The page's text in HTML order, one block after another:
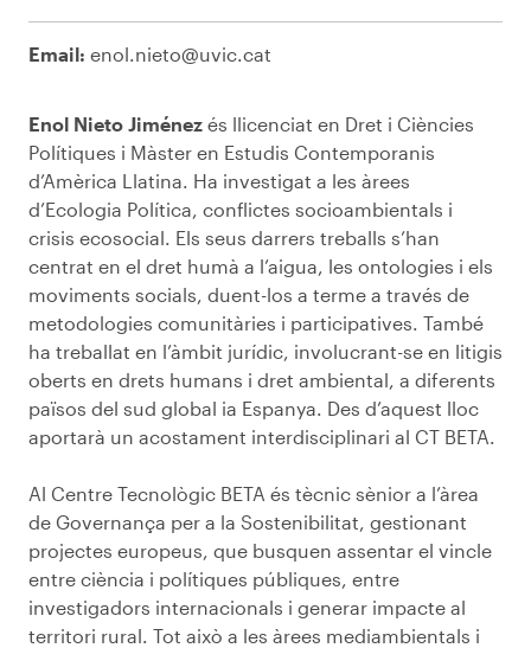
Email: enol.nieto@uvic.cat
Enol Nieto Jiménez és llicenciat en Dret i Ciències
Polítiques i Màster en Estudis Contemporanis
d’Amèrica Llatina. Ha investigat a les àrees
d’Ecologia Política, conflictes socioambientals i
crisis ecosocial. Els seus darrers treballs s’han
centrat en el dret humà a l’aigua, les ontologies i els
moviments socials, duent-los a terme a través de
metodologies comunitàries i participatives. També
ha treballat en l’àmbit jurídic, involucrant-se en litigis
oberts en drets humans i dret ambiental, a diferents
països del sud global ia Espanya. Des d’aquest lloc
aportarà un acostament interdisciplinari al CT BETA.
Al Centre Tecnològic BETA és tècnic sènior a l’àrea
de Governança per a la Sostenibilitat, gestionant
projectes europeus, que busquen assentar el vincle
entre ciència i polítiques públiques, entre
investigadors internacionals i generar impacte al
territori rural. Tot això a les àrees mediambientals i